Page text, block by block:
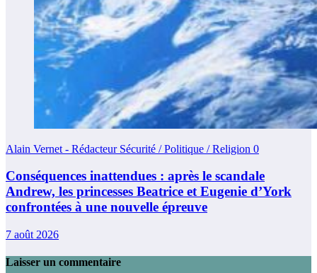
Alain Vernet - Rédacteur Sécurité / Politique / Religion 0
Conséquences inattendues : après le scandale
Andrew, les princesses Beatrice et Eugenie d’York
confrontées à une nouvelle épreuve
7 août 2026
Laisser un commentaire